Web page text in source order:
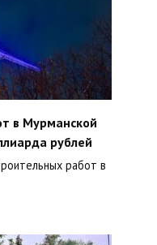
в Мурманской
рублей
работ в